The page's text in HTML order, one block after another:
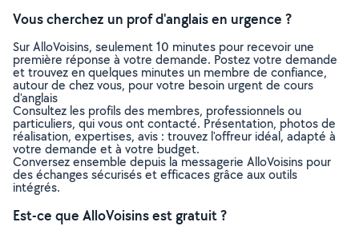
Vous cherchez un prof d'anglais en urgence ?
Sur AlloVoisins, seulement 10 minutes pour recevoir une
première réponse à votre demande. Postez votre demande
et trouvez en quelques minutes un membre de confiance,
autour de chez vous, pour votre besoin urgent de cours
d'anglais
Consultez les profils des membres, professionnels ou
particuliers, qui vous ont contacté. Présentation, photos de
réalisation, expertises, avis : trouvez l'offreur idéal, adapté à
votre demande et à votre budget.
Conversez ensemble depuis la messagerie AlloVoisins pour
des échanges sécurisés et efficaces grâce aux outils
intégrés.
Est-ce que AlloVoisins est gratuit ?